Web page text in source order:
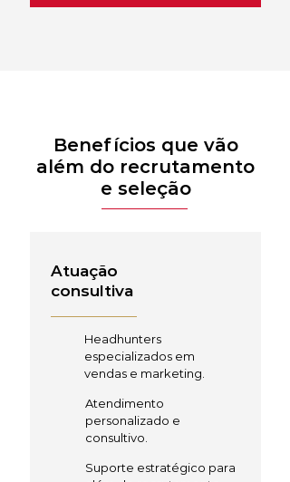
Benefícios que vão
além do recrutamento
e seleção
Atuação
consultiva
Headhunters
especializados em
vendas e marketing.
Atendimento
personalizado e
consultivo.
Suporte estratégico para